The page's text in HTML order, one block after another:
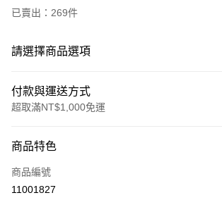
已賣出：269件
請選擇商品選項
付款與運送方式
超取滿NT$1,000免運
信用卡一次付款
超商取貨付款
商品特色
商品編號
11001827